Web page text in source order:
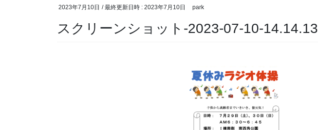
2023年7月10日 / 最終更新日時 : 2023年7月10日 park
スクリーンショット-2023-07-10-14.14.13